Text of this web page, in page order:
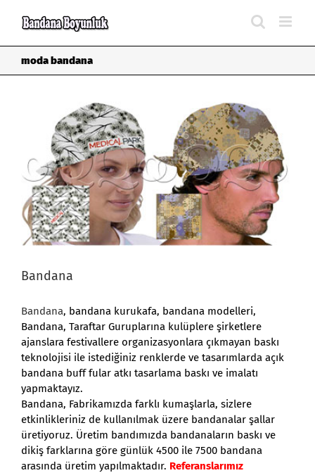
moda bandana
Bandana
Bandana, bandana kurukafa, bandana modelleri,
Bandana, Taraftar Guruplarına kulüplere şirketlere
ajanslara festivallere organizasyonlara çıkmayan baskı
teknolojisi ile istediğiniz renklerde ve tasarımlarda açık
bandana buff fular atkı tasarlama baskı ve imalatı
yapmaktayız.
Bandana, Fabrikamızda farklı kumaşlarla, sizlere
etkinlikleriniz de kullanılmak üzere bandanalar şallar
üretiyoruz. Üretim bandımızda bandanaların baskı ve
dikiş farklarına göre günlük 4500 ile 7500 bandana
arasında üretim yapılmaktadır. Referanslarımız